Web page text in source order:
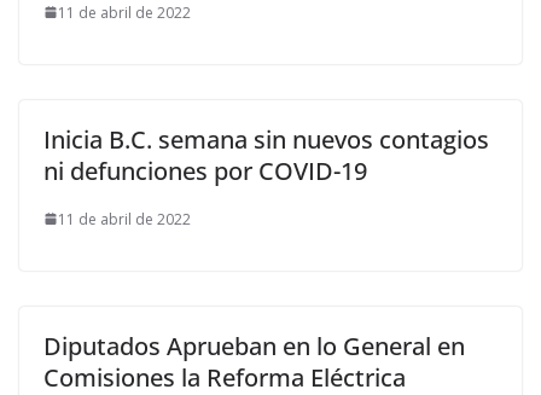
11 de abril de 2022
Inicia B.C. semana sin nuevos contagios
ni defunciones por COVID-19
11 de abril de 2022
Diputados Aprueban en lo General en
Comisiones la Reforma Eléctrica